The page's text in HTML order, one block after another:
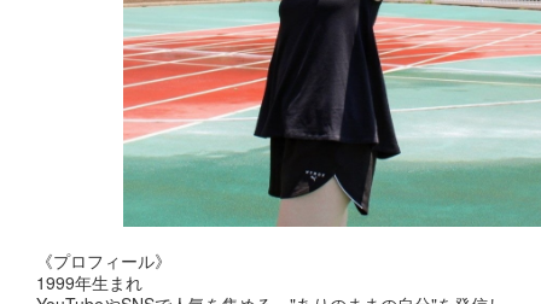
《プロフィール》
1999年生まれ